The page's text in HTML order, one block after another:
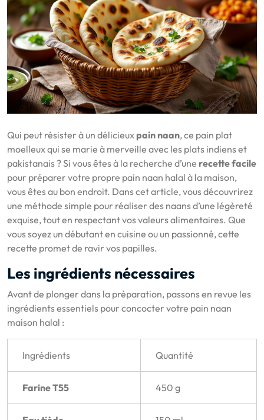
Qui peut résister à un délicieux pain naan, ce pain plat
moelleux qui se marie à merveille avec les plats indiens et
pakistanais ? Si vous êtes à la recherche d’une recette facile
pour préparer votre propre pain naan halal à la maison,
vous êtes au bon endroit. Dans cet article, vous découvrirez
une méthode simple pour réaliser des naans d’une légèreté
exquise, tout en respectant vos valeurs alimentaires. Que
vous soyez un débutant en cuisine ou un passionné, cette
recette promet de ravir vos papilles.
Les ingrédients nécessaires
Avant de plonger dans la préparation, passons en revue les
ingrédients essentiels pour concocter votre pain naan
maison halal :
Ingrédients Quantité
Farine T55 450 g